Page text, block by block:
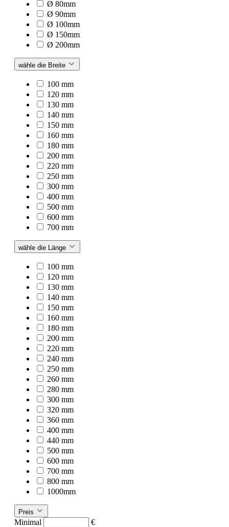
Ø 80mm
Ø 90mm
Ø 100mm
Ø 150mm
Ø 200mm
wähle die Breite
100 mm
120 mm
130 mm
140 mm
150 mm
160 mm
180 mm
200 mm
220 mm
250 mm
300 mm
400 mm
500 mm
600 mm
700 mm
wähle die Länge
100 mm
120 mm
130 mm
140 mm
150 mm
160 mm
180 mm
200 mm
220 mm
240 mm
250 mm
260 mm
280 mm
300 mm
320 mm
360 mm
400 mm
440 mm
500 mm
600 mm
700 mm
800 mm
1000mm
Preis
Minimal
€